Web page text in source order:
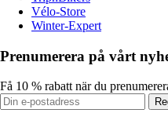
Vélo-Store
Winter-Expert
Prenumerera på vårt
Få 10 % rabatt när du